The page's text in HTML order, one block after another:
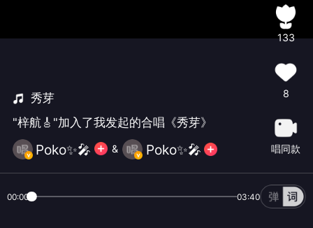
秀芽
"梓航🎸"加入了我发起的合唱《秀芽》
Poko✨🎤 & Poko✨🎤
133
8
唱同款
00:00 03:40